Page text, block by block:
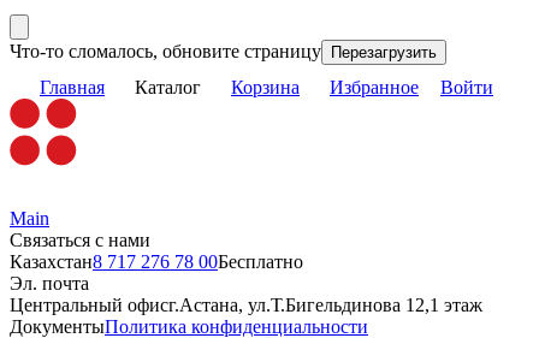
Что-то сломалось, обновите страницу Перезагрузить
Главная Каталог Корзина Избранное Войти
Main
Связаться с нами
Казахстан8 717 276 78 00Бесплатно
Эл. почта
Центральный офисг.Астана, ул.Т.Бигельдинова 12,1 этаж
ДокументыПолитика конфиденциальности